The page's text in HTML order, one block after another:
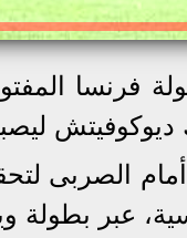
فرنسا
الصربى
عبر